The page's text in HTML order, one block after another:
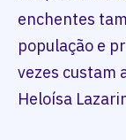
enchentes
população e
vezes custam
Heloísa